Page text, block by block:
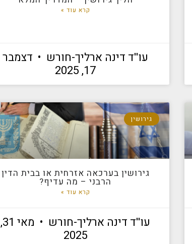
קרא עוד »
עו''ד דינה ארליך-חורש
דצמבר
17, 2025
גירושין
גירושין בערכאה אזרחית או בבית הדין
הרבני – מה עדיף?
קרא עוד »
עו''ד דינה ארליך-חורש
מאי 31,
2025